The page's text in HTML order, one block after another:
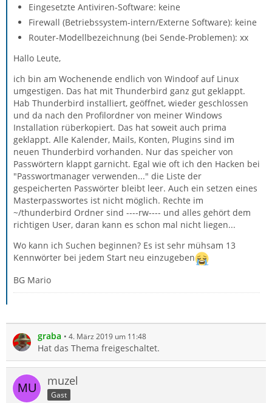
Eingesetzte Antiviren-Software: keine
Firewall (Betriebssystem-intern/Externe Software): keine
Router-Modellbezeichnung (bei Sende-Problemen): xx
Hallo Leute,
ich bin am Wochenende endlich von Windoof auf Linux
umgestigen. Das hat mit Thunderbird ganz gut geklappt.
Hab Thunderbird installiert, geöffnet, wieder geschlossen
und da nach den Profilordner von meiner Windows
Installation rüberkopiert. Das hat soweit auch prima
geklappt. Alle Kalender, Mails, Konten, Plugins sind im
neuen Thunderbird vorhanden. Nur das speicher von
Passwörtern klappt garnicht. Egal wie oft ich den Hacken bei
"Passwortmanager verwenden..." die Liste der
gespeicherten Passwörter bleibt leer. Auch ein setzen eines
Masterpasswortes ist nicht möglich. Rechte im
~/thunderbird Ordner sind ----rw---- und alles gehört dem
richtigen User, daran kann es schon mal nicht liegen...
Wo kann ich Suchen beginnen? Es ist sehr mühsam 13
Kennwörter bei jedem Start neu einzugeben
BG Mario
graba 4. März 2019 um 11:48
Hat das Thema freigeschaltet.
muzel
Gast